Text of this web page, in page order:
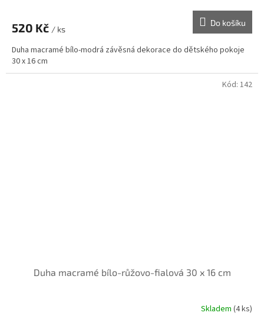
520 Kč / ks
Do košíku
Duha macramé bílo-modrá závěsná dekorace do dětského pokoje
30 x 16 cm
Duha macramé bílo-růžovo-fialová 30 x 16 cm
Skladem (4 ks)
Kód: 142